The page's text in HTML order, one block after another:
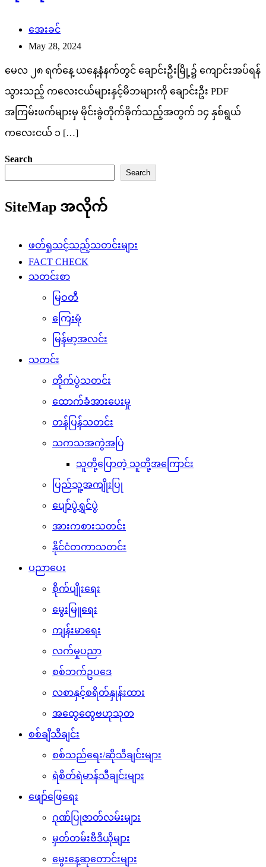
အေးခင်
May 28, 2024
မေလ ၂၈ ရက်နေ့ ယနေ့နံနက်တွင် ချောင်းဦးမြို့၌ ကျောင်းအပ်ရန်
သွားသည့် ကလေးငယ်များနှင့်မိဘများကို ချောင်းဦး PDF
အကြမ်းဖက်များမှ မိုင်းခွဲတိုက်ခိုက်သည့်အတွက် ၁၄ နှစ်ရွယ်
ကလေးငယ် ၁ […]
Search
Search
SiteMap အလိုက်
ဖတ်ရှုသင့်သည့်သတင်းများ
FACT CHECK
သတင်းစာ
မြဝတီ
ကြေးမုံ
မြန်မာ့အလင်း
သတင်း
တိုက်ပွဲသတင်း
ထောက်ခံအားပေးမှု
တန်ပြန်သတင်း
သကသအကွဲအပြဲ
သူတို့ပြောတဲ့ သူတို့အကြောင်း
ပြည်သူ့အကျိုးပြု
ပျော်ပွဲရွှင်ပွဲ
အားကစားသတင်း
နိုင်ငံတကာသတင်း
ပညာပေး
စိုက်ပျိုးရေး
မွေးမြူရေး
ကျန်းမာရေး
လက်မှုပညာ
စစ်ဘက်ဥပဒေ
လစာနှင့်စရိတ်နှုန်းထား
အထွေထွေဗဟုသုတ
စစ်ချီသီချင်း
စစ်သည်ရေး/ဆိုသီချင်းများ
ရဲစိတ်ရဲမာန်သီချင်းများ
ဖျော်ဖြေရေး
ဂုဏ်ပြုဇာတ်လမ်းများ
မှတ်တမ်းဗီဒီယိုများ
မွေးနေ့ဆုတောင်းများ